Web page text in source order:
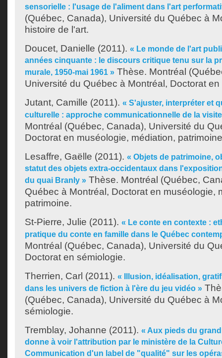
sensorielle : l'usage de l'aliment dans l'art
(Québec, Canada), Université du Québec à
histoire de l'art.
Doucet, Danielle (2011). « Le monde de l'art
années cinquante : le discours critique tenu sur la
murale, 1950-mai 1961 » Thèse. Montréal
Université du Québec à Montréal, Doctorat
Jutant, Camille (2011). « S'ajuster, interpréter et
culturelle : approche communicationnelle de la
Montréal (Québec, Canada), Université du
Doctorat en muséologie, médiation,
Lesaffre, Gaëlle (2011). « Objets de patrimoine,
statut des objets extra-occidentaux dans
du quai Branly » Thèse. Montréal (Québec,
Québec à Montréal, Doctorat en muséologie,
patrimoine.
St-Pierre, Julie (2011). « Le conte en contexte :
pratique du conte en famille dans le Québec
Montréal (Québec, Canada), Université du
Doctorat en sémiologie.
Therrien, Carl (2011). « Illusion, idéalisation,
dans les univers de fiction à l'ère du jeu vidéo »
(Québec, Canada), Université du Québec à
sémiologie.
Tremblay, Johanne (2011). « Aux pieds du
donne à voir l'attribution par le ministère de la
Communication d'un label de "qualité" sur les